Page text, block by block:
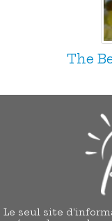
The
Le seul site